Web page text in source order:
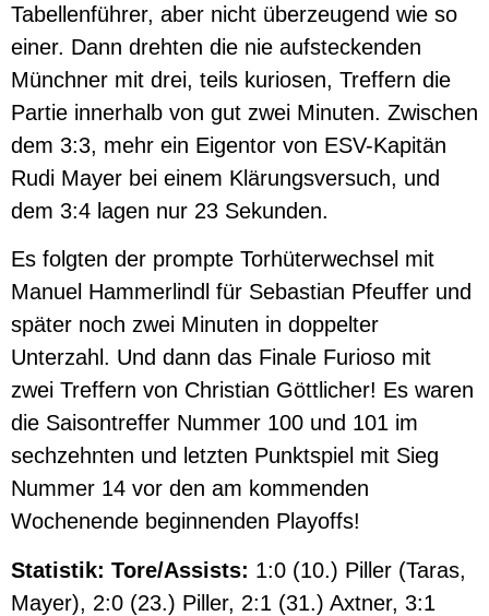
Tabellenführer, aber nicht überzeugend wie so
einer. Dann drehten die nie aufsteckenden
Münchner mit drei, teils kuriosen, Treffern die
Partie innerhalb von gut zwei Minuten. Zwischen
dem 3:3, mehr ein Eigentor von ESV-Kapitän
Rudi Mayer bei einem Klärungsversuch, und
dem 3:4 lagen nur 23 Sekunden.
Es folgten der prompte Torhüterwechsel mit
Manuel Hammerlindl für Sebastian Pfeuffer und
später noch zwei Minuten in doppelter
Unterzahl. Und dann das Finale Furioso mit
zwei Treffern von Christian Göttlicher! Es waren
die Saisontreffer Nummer 100 und 101 im
sechzehnten und letzten Punktspiel mit Sieg
Nummer 14 vor den am kommenden
Wochenende beginnenden Playoffs!
Statistik: Tore/Assists: 1:0 (10.) Piller (Taras,
Mayer), 2:0 (23.) Piller, 2:1 (31.) Axtner, 3:1